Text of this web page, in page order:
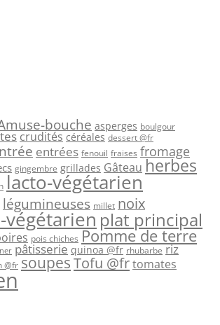
bouche asperges boulgour
crudités céréales dessert @fr
entrées fenouil fraises fromage
gingembre grillades Gâteau herbes
lacto-végétarien
légumineuses millet noix
végétarien plat principal
pois chiches Pomme de terre
pâtisserie quinoa @fr rhubarbe riz
@fr soupesTofu @frtomates